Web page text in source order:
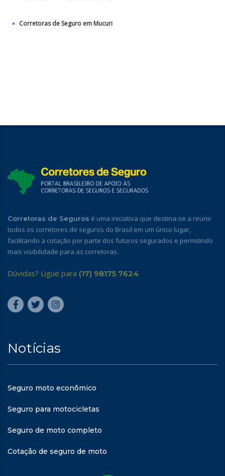
Corretoras de Seguro em Mucuri
Corretoras de Seguros é uma iniciativa que destina-se a reunir
todos os corretores de seguros do Brasil em um único lugar,
facilitando a cotação por parte dos futuros segurados e permitindo
mais visibilidade para as corretoras.
Dúvidas? Ligue para (17) 98175 7624
Notícias
Seguro moto econômico
Seguro para motocicletas
Seguro de moto completo
Cotação de seguro de moto